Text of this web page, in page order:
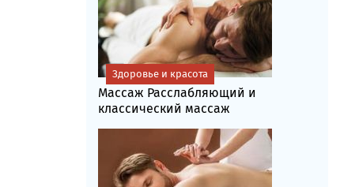
Массаж Расслабляющий и
классический массаж
Здоровье и красота